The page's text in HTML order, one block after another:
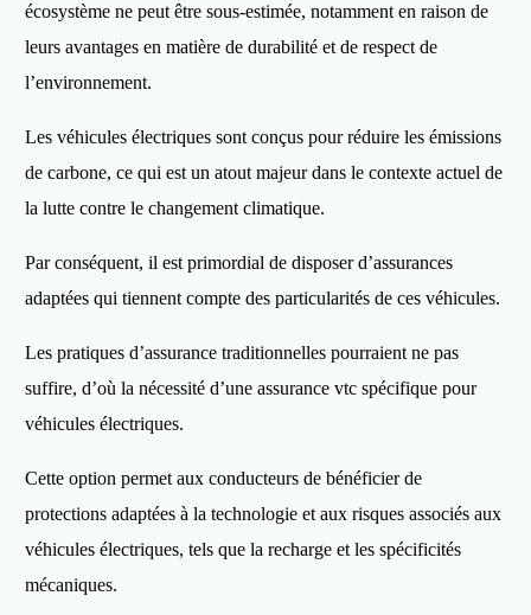
écosystème ne peut être sous-estimée, notamment en raison de
leurs avantages en matière de durabilité et de respect de
l’environnement.
Les véhicules électriques sont conçus pour réduire les émissions
de carbone, ce qui est un atout majeur dans le contexte actuel de
la lutte contre le changement climatique.
Par conséquent, il est primordial de disposer d’assurances
adaptées qui tiennent compte des particularités de ces véhicules.
Les pratiques d’assurance traditionnelles pourraient ne pas
suffire, d’où la nécessité d’une assurance vtc spécifique pour
véhicules électriques.
Cette option permet aux conducteurs de bénéficier de
protections adaptées à la technologie et aux risques associés aux
véhicules électriques, tels que la recharge et les spécificités
mécaniques.